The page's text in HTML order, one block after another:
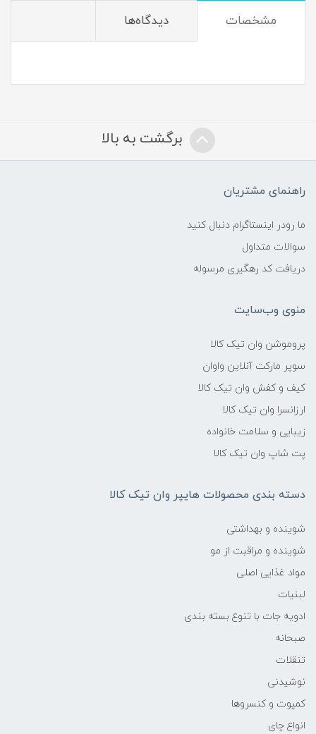
مشخصات دیدگاه‌ها
برگشت به بالا
راهنمای مشتریان
ما رودر اینستاگرام دنبال کنید
سوالات متداول
دریافت کد رهگیری مرسوله
منوی وب‌سایت
پروموشن وان تیک کالا
سوپر مارکت آنلاین واوان
کیف و کفش وان تیک کالا
ارزانسرا وان تیک کالا
زیبایی و سلامت خانواده
پت شاپ وان تیک کالا
دسته بندی محصولات هایپر وان تیک کالا
شوینده و بهداشتی
شوینده و مراقبت از مو
مواد غذایی اصلی
لبنیات
ادویه جات با تنوع بسته بندی
صبحانه
تنقلات
نوشیدنی
کمپوت و کنسروها
انواع چای